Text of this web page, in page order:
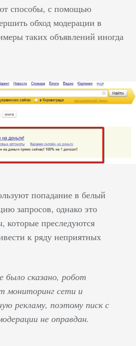
Вникать в технические
детали и
контролировать
способы, с помощью
обход модерации в
таких объявлений иногда
попадание в белый
запросов, однако это
которые преследуются
к ряду неприятных
сказано, робот
мониторинг сети и
рекламу, поэтому писк с
не оправдан.